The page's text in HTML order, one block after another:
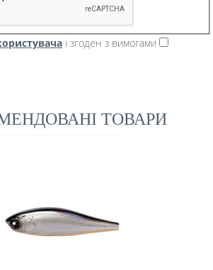
і згоден з вимогами
ТОВАРИ